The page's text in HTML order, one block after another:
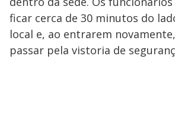
ficar cerca de 30 minutos do
local e, ao entrarem
passar pela vistoria de